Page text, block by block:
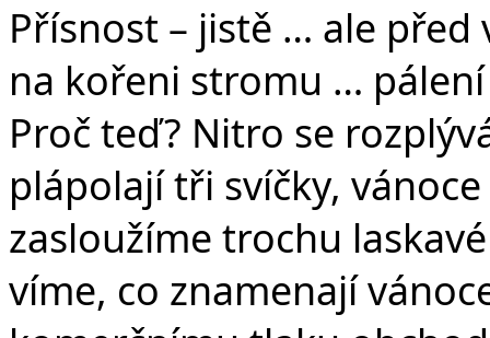
Přísnost – jistě … ale
na kořeni stromu …
Proč teď? Nitro se
plápolají tři svíčky,
zasloužíme trochu
víme, co znamenají